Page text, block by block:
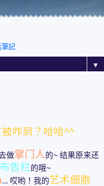
▼
咋到？哈哈^^
做掌门人的~ 结果原来还
告栏的哦~
... 哎哟！我的艺术细胞